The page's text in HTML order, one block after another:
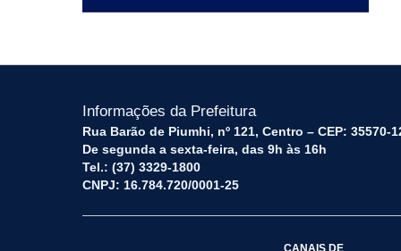
Informações da Prefeitura
Rua Barão de Piumhi, nº 121, Centro – CEP: 35570-
De segunda a sexta-feira, das 9h às 16h
Tel.: (37) 3329-1800
CNPJ: 16.784.720/0001-25
CANAIS DE